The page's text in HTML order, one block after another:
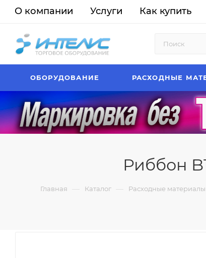
О компании Услуги Как купить
ОБОРУДОВАНИЕ РАСХОДНЫЕ
Риббон
Главная — Каталог — Расходные материалы